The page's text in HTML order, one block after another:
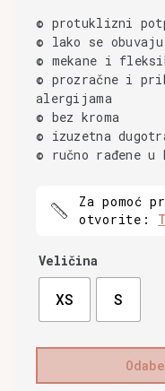
© protuklizni
© lako se
© mekane i
© prozračne i
alergijama
© bez kroma
© izuzetna
© ručno rađene u
Za pomoć
otvorite:
Veličina
XS S